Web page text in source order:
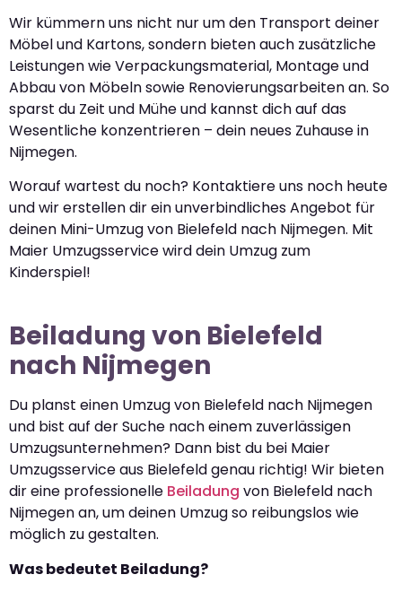
Wir kümmern uns nicht nur um den Transport deiner
Möbel und Kartons, sondern bieten auch zusätzliche
Leistungen wie Verpackungsmaterial, Montage und
Abbau von Möbeln sowie Renovierungsarbeiten an. So
sparst du Zeit und Mühe und kannst dich auf das
Wesentliche konzentrieren – dein neues Zuhause in
Nijmegen.
Worauf wartest du noch? Kontaktiere uns noch heute
und wir erstellen dir ein unverbindliches Angebot für
deinen Mini-Umzug von Bielefeld nach Nijmegen. Mit
Maier Umzugsservice wird dein Umzug zum
Kinderspiel!
Beiladung von Bielefeld
nach Nijmegen
Du planst einen Umzug von Bielefeld nach Nijmegen
und bist auf der Suche nach einem zuverlässigen
Umzugsunternehmen? Dann bist du bei Maier
Umzugsservice aus Bielefeld genau richtig! Wir bieten
dir eine professionelle Beiladung von Bielefeld nach
Nijmegen an, um deinen Umzug so reibungslos wie
möglich zu gestalten.
Was bedeutet Beiladung?